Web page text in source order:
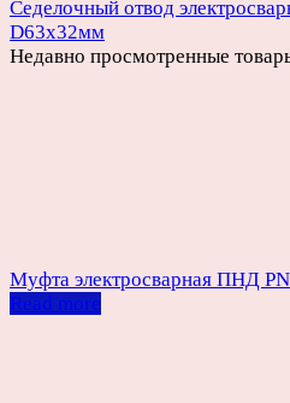
Седелочный отвод
D63х32мм
Недавно просмотренные
Муфта электросварная ПНД
Read more